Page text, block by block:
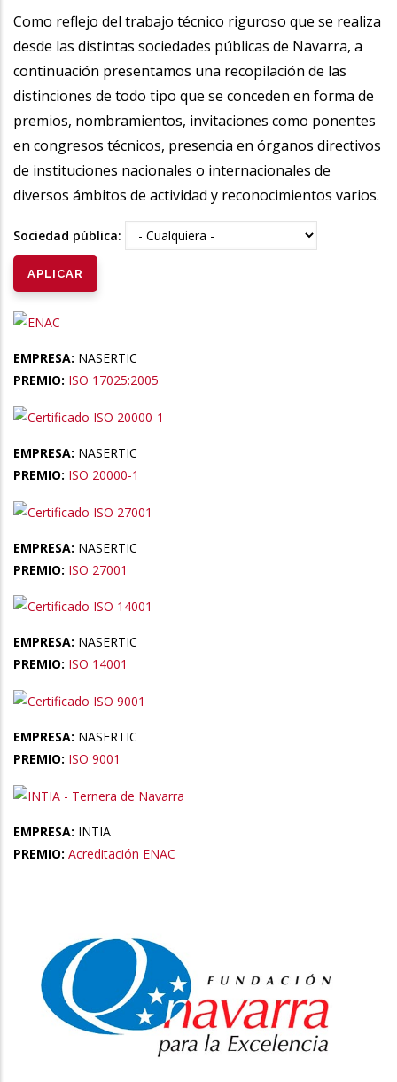
la
navegación
Como reflejo del trabajo técnico riguroso que se realiza
desde las distintas sociedades públicas de Navarra, a
continuación presentamos una recopilación de las
distinciones de todo tipo que se conceden en forma de
premios, nombramientos, invitaciones como ponentes
en congresos técnicos, presencia en órganos directivos
de instituciones nacionales o internacionales de
diversos ámbitos de actividad y reconocimientos varios.
Sociedad pública:
EMPRESA: NASERTIC
PREMIO: ISO 17025:2005
EMPRESA: NASERTIC
PREMIO: ISO 20000-1
EMPRESA: NASERTIC
PREMIO: ISO 27001
EMPRESA: NASERTIC
PREMIO: ISO 14001
EMPRESA: NASERTIC
PREMIO: ISO 9001
EMPRESA: INTIA
PREMIO: Acreditación ENAC